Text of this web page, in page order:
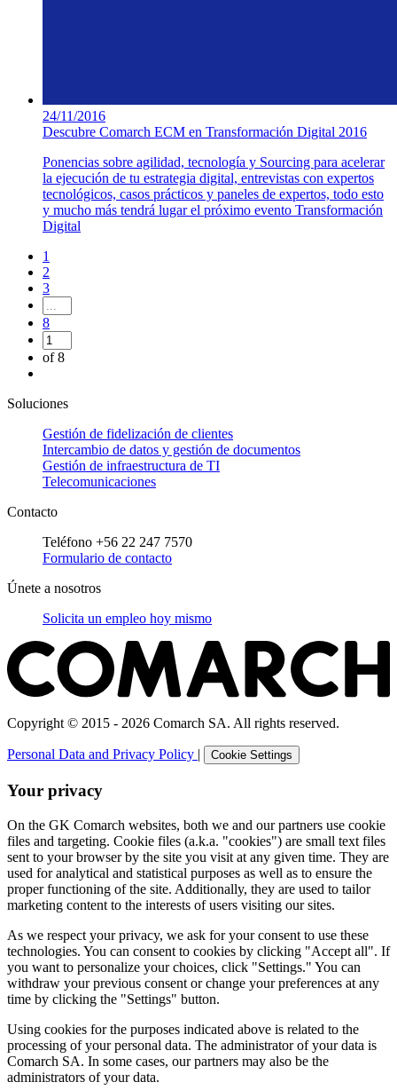
24/11/2016
Descubre Comarch ECM en Transformación Digital 2016
Ponencias sobre agilidad, tecnología y Sourcing para acelerar
la ejecución de tu estrategia digital, entrevistas con expertos
tecnológicos, casos prácticos y paneles de expertos, todo esto
y mucho más tendrá lugar el próximo evento Transformación
Digital
1
2
3
8
of 8
Soluciones
Gestión de fidelización de clientes
Intercambio de datos y gestión de documentos
Gestión de infraestructura de TI
Telecomunicaciones
Contacto
Teléfono +56 22 247 7570
Formulario de contacto
Únete a nosotros
Solicita un empleo hoy mismo
Copyright © 2015 - 2026 Comarch SA. All rights reserved.
Personal Data and Privacy Policy | Cookie Settings
Your privacy
On the GK Comarch websites, both we and our partners use cookie
files and targeting. Cookie files (a.k.a. "cookies") are small text files
sent to your browser by the site you visit at any given time. They are
used for analytical and statistical purposes as well as to ensure the
proper functioning of the site. Additionally, they are used to tailor
marketing content to the interests of users visiting our sites.
As we respect your privacy, we ask for your consent to use these
technologies. You can consent to cookies by clicking "Accept all". If
you want to personalize your choices, click "Settings." You can
withdraw your previous consent or change your preferences at any
time by clicking the "Settings" button.
Using cookies for the purposes indicated above is related to the
processing of your personal data. The administrator of your data is
Comarch SA. In some cases, our partners may also be the
administrators of your data.